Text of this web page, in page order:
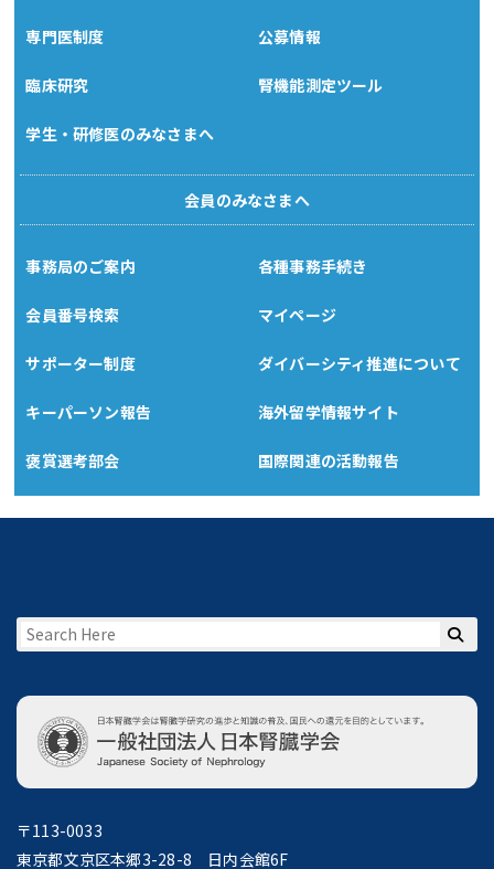
専門医制度 公募情報
臨床研究 腎機能測定ツール
学生・研修医のみなさまへ
会員のみなさまへ
事務局のご案内 各種事務手続き
会員番号検索 マイページ
サポーター制度 ダイバーシティ推進について
キーパーソン報告 海外留学情報サイト
褒賞選考部会 国際関連の活動報告
〒113-0033
東京都文京区本郷3-28-8 日内会館6F